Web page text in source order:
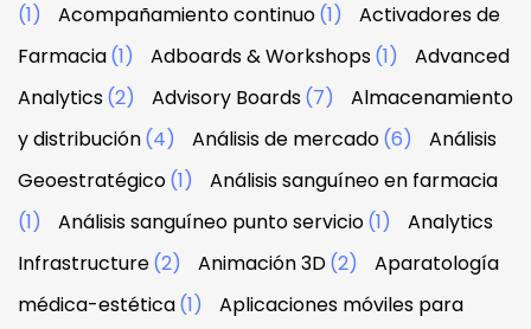
(1) Acompañamiento continuo(1)
Activadores de
Farmacia(1) Adboards & Workshops(1)
Advanced
Analytics(2) Advisory Boards(7)
Almacenamiento
y distribución(4) Análisis de mercado(6)
Análisis
Geoestratégico(1)
Análisis sanguíneo en farmacia
(1)
Análisis sanguíneo punto servicio(1)
Analytics
Infrastructure(2) Animación 3D(2)
Aparatología
médica-estética(1)
Aplicaciones móviles para